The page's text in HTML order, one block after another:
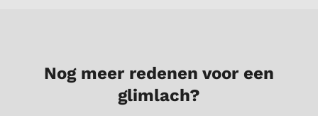
Nog meer redenen voor een
glimlach?